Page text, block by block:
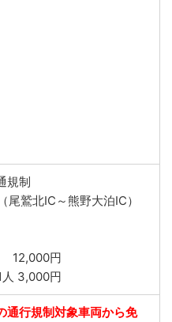
規制
尾鷲北IC～熊野大泊IC）
12,000円
3,000円
通行規制対象車両から免